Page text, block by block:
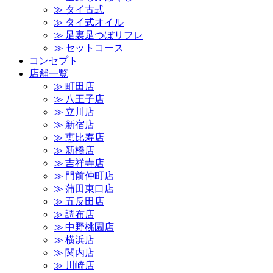
≫ タイ古式
≫ タイ式オイル
≫ 足裏足つぼリフレ
≫ セットコース
コンセプト
店舗一覧
≫ 町田店
≫ 八王子店
≫ 立川店
≫ 新宿店
≫ 恵比寿店
≫ 新橋店
≫ 吉祥寺店
≫ 門前仲町店
≫ 蒲田東口店
≫ 五反田店
≫ 調布店
≫ 中野桃園店
≫ 横浜店
≫ 関内店
≫ 川崎店